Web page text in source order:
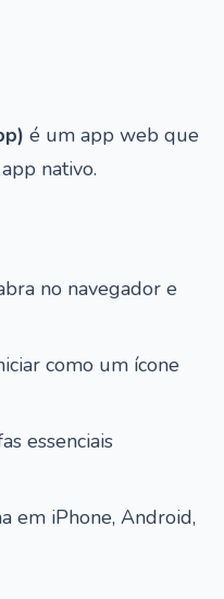
é um app web que
nativo.
no navegador e
como um ícone
essenciais
em iPhone, Android,